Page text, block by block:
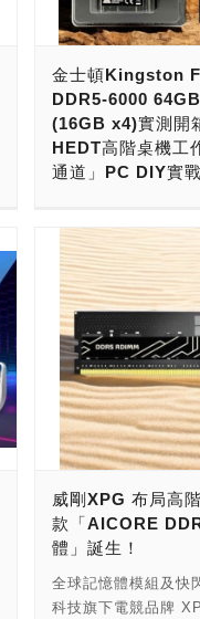
新一代工作站、伺
理器運算平台，才
擴充槽，可以擴充更
進行加速。這時候
與AMD TRX50、
記憶體支援，得到
體通道，與DDR5
的火力加速，以及
練）與Inference（
之王金士頓，搶在
桌機、工作站、伺
的FURY Renegade
業版系列超頻記憶體
Intel Xeon W-2400
Ryzen
Threadripper Pro
工作站處理器平台
Xeon Scalable系列
Kingston FURY
過主機板業者QVL認
四、八記憶體通道之
能。 本次，我們就
3495x處理器，搭配
這款記憶體模組的
是個復仇者英雄？
神秘的面紗！ 海盜
年，迄今已經走過28
盜船，在玩家圈、電
位，主要是品牌經營
錯的銷售量。海盜船
場領導品牌。 跟其
邊廠商一樣，海盜
的研發中心與全球
目前，在台北市與
海盜船的研發基地
就已經達990人。因
品上面，玩家都可
字樣。 海盜船，目
2023 年第二季度淨
利潤為 8280 萬美元
在記憶體領域，以及
佼者！這次要介紹的
海盜船引以為傲的產
產品，目前已經成為
牌。 「非二進制 記
開始進入市場！當時
金士頓Kingston
DDR5-6000
(16GB x4)實測開
HEDT高階桌機工
通道」PC DIY實戰
WRX90與Intel
擇。 玩家要PC DIY
AMD TRX50、
裝到96核心192執
PRO 7995WX處理
8記憶體通道2TB容
W790工作站平台，
執行緒Xeon w9-
行緒Xeon w9-
擴充到8記憶體通道
揮最大戰鬥力的話
通道，用上高速
最大容量不可。若要
DIMM，要挑選「大
紮實，高速效能，穩
Intel、AMD工作站
威剛XPG 布局高
款「AICORE
體」誕生！
全球記憶體模組及快
科技旗下電競品牌